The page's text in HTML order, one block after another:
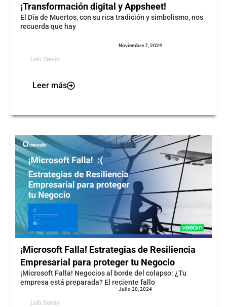
¡Transformación digital y Appsheet!
El Día de Muertos, con su rica tradición y simbolismo, nos
recuerda que hay
Leih Servin
Noviembre 7, 2024
Leer más
¡Microsoft Falla! Estrategias de Resiliencia
Empresarial para proteger tu Negocio
¡Microsoft Falla! Negocios al borde del colapso: ¿Tu
empresa está preparada? El reciente fallo
Leih Servin
Julio 20, 2024